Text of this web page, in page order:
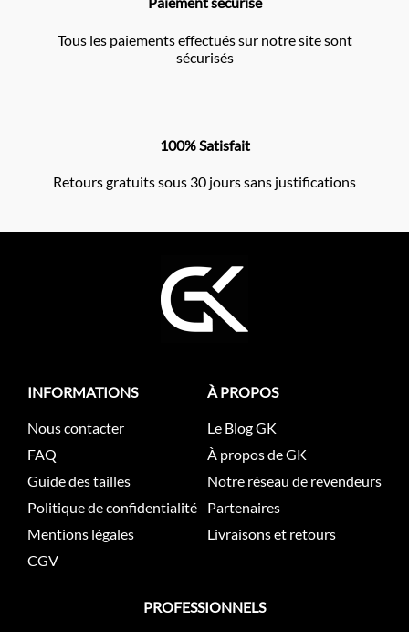
Tous les paiements effectués sur notre site sont
sécurisés
100% Satisfait
Retours gratuits sous 30 jours sans justifications
INFORMATIONS
Nous contacter
FAQ
Guide des tailles
Politique de confidentialité
Mentions légales
CGV
À PROPOS
Le Blog GK
À propos de GK
Notre réseau de revendeurs
Partenaires
Livraisons et retours
PROFESSIONNELS